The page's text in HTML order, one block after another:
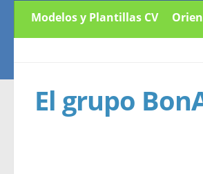
Modelos y Plantillas CV
El grupo